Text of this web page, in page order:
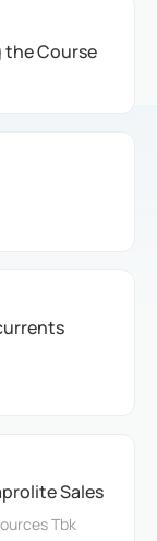
the Course
Sales
Tbk